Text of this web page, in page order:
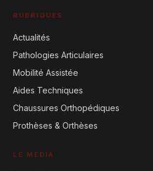
RUBRIQUES
Actualités
Pathologies Articulaires
Mobilité Assistée
Aides Techniques
Chaussures Orthopédiques
Prothèses & Orthèses
LE MÉDIA